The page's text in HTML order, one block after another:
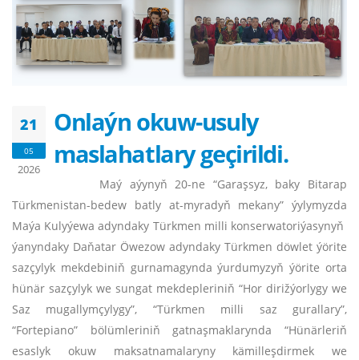
21
05
2026
Onlaýn okuw-usuly
maslahatlary geçirildi.
Maý aýynyň 20-ne “Garaşsyz, baky Bitarap
Türkmenistan-bedew batly at-myradyň mekany” ýylymyzda
Maýa Kulyýewa adyndaky Türkmen milli konserwatoriýasynyň
ýanyndaky Daňatar Öwezow adyndaky Türkmen döwlet ýörite
sazçylyk mekdebiniň gurnamagynda ýurdumyzyň ýörite orta
hünär sazçylyk we sungat mekdepleriniň “Hor dirižýorlygy we
Saz mugallymçylygy”, “Türkmen milli saz gurallary”,
“Fortepiano” bölümleriniň gatnaşmaklarynda “Hünärleriň
esaslyk okuw maksatnamalaryny kämilleşdirmek we